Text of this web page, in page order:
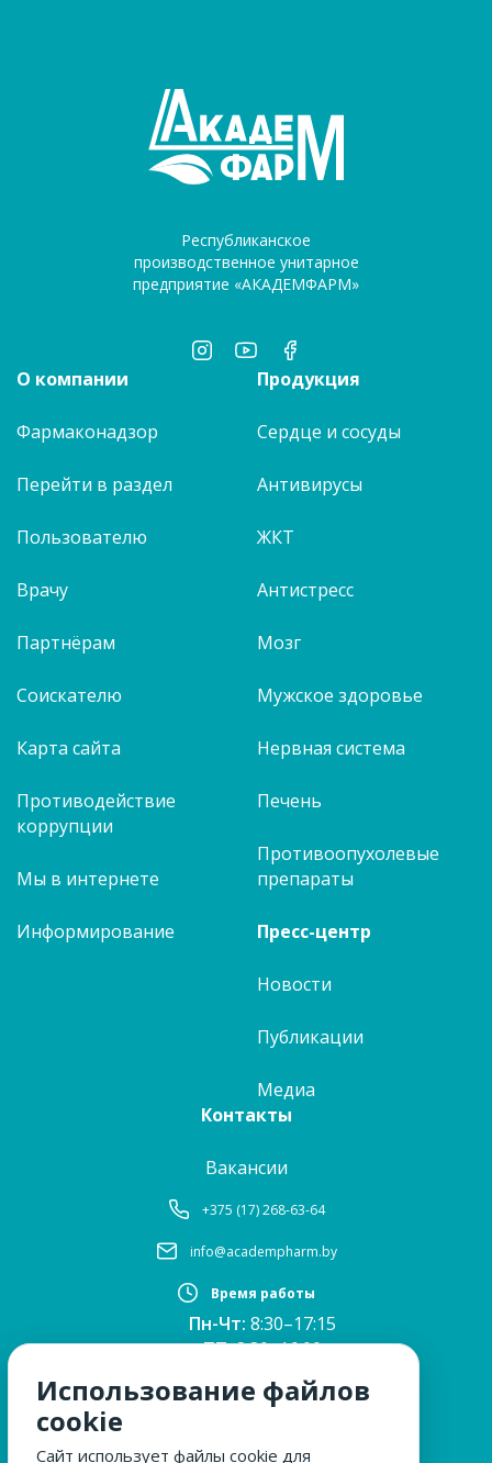
Республиканское
производственное унитарное
предприятие «АКАДЕМФАРМ»
О компании
Фармаконадзор
Перейти в раздел
Пользователю
Врачу
Партнёрам
Соискателю
Карта сайта
Противодействие
коррупции
Мы в интернете
Информирование
Продукция
Сердце и сосуды
Антивирусы
ЖКТ
Антистресс
Мозг
Мужское здоровье
Нервная система
Печень
Противоопухолевые
препараты
Пресс-центр
Новости
Публикации
Медиа
Контакты
Вакансии
+375 (17) 268-63-64
info@academpharm.by
Время работы
Пн-Чт: 8:30–17:15
ПТ:8:30–16:00
12:30–13:00
Сб, Вс:выходные
Использование файлов
cookie
Сайт использует файлы cookie для